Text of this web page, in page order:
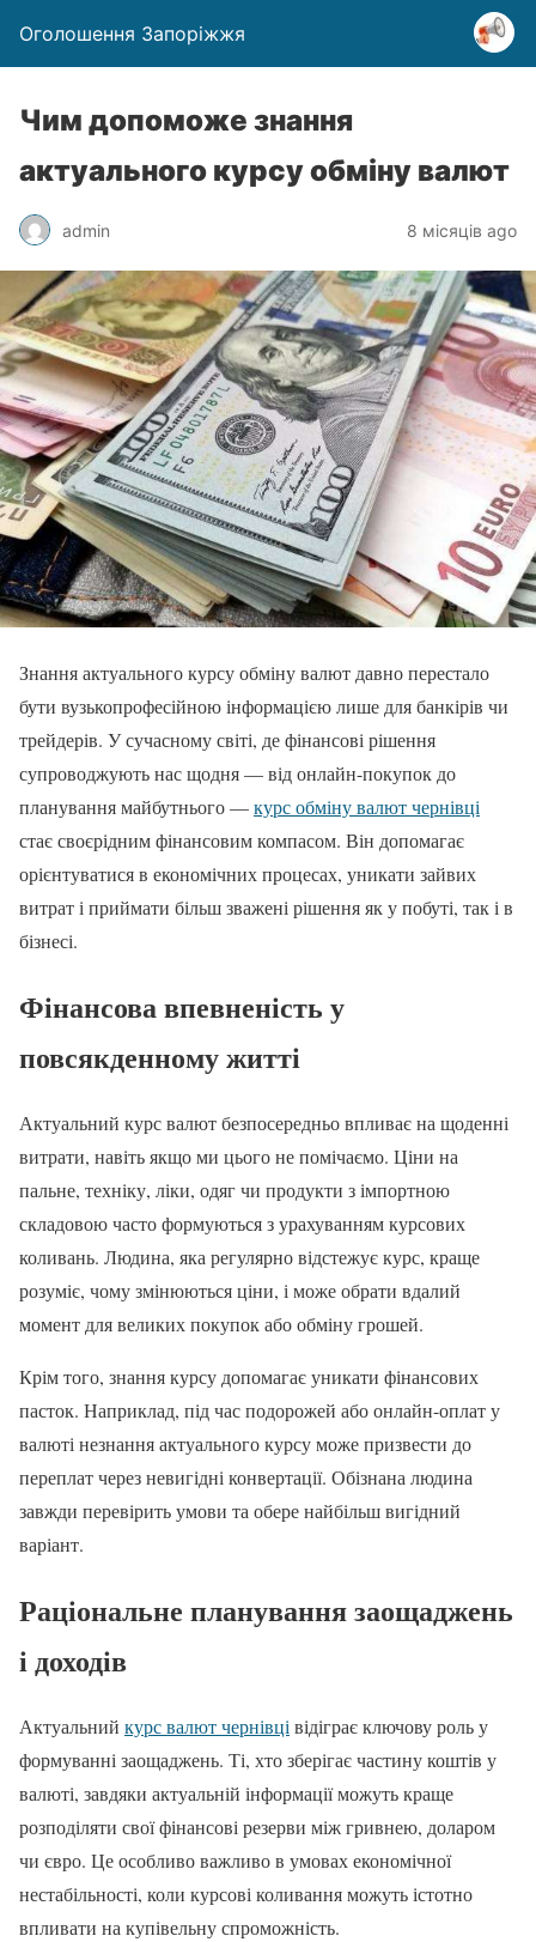
Оголошення Запоріжжя
Чим допоможе знання
актуального курсу обміну валют
admin 8 місяців ago
Знання актуального курсу обміну валют давно перестало
бути вузькопрофесійною інформацією лише для банкірів чи
трейдерів. У сучасному світі, де фінансові рішення
супроводжують нас щодня — від онлайн-покупок до
планування майбутнього —курс обміну валют чернівці
стає своєрідним фінансовим компасом. Він допомагає
орієнтуватися в економічних процесах, уникати зайвих
витрат і приймати більш зважені рішення як у побуті, так і в
бізнесі.
Фінансова впевненість у
повсякденному житті
Актуальний курс валют безпосередньо впливає на щоденні
витрати, навіть якщо ми цього не помічаємо. Ціни на
пальне, техніку, ліки, одяг чи продукти з імпортною
складовою часто формуються з урахуванням курсових
коливань. Людина, яка регулярно відстежує курс, краще
розуміє, чому змінюються ціни, і може обрати вдалий
момент для великих покупок або обміну грошей.
Крім того, знання курсу допомагає уникати фінансових
пасток. Наприклад, під час подорожей або онлайн-оплат у
валюті незнання актуального курсу може призвести до
переплат через невигідні конвертації. Обізнана людина
завжди перевірить умови та обере найбільш вигідний
варіант.
Раціональне планування заощаджень
і доходів
Актуальний курс валют чернівці відіграє ключову роль у
формуванні заощаджень. Ті, хто зберігає частину коштів у
валюті, завдяки актуальній інформації можуть краще
розподіляти свої фінансові резерви між гривнею, доларом
чи євро. Це особливо важливо в умовах економічної
нестабільності, коли курсові коливання можуть істотно
впливати на купівельну спроможність.